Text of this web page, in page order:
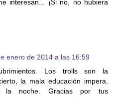
interesan... ¡Si no, no hubiera
enero de 2014 a las 16:59
Los trolls son la
la mala educación impera.
la noche. Gracias por tus